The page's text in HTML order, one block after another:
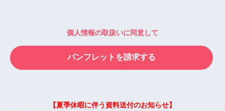
個人情報の取扱いに同意して
【夏季休暇に伴う資料送付のお知らせ】